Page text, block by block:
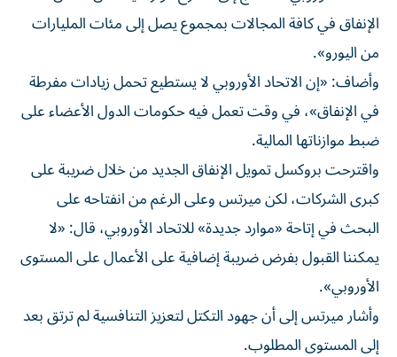
الإنفاق في كافة المجالات بمجموع يصل إلى مئات المليارات
من اليورو».
وأضاف: «إن الاتحاد الأوروبي لا يستطيع تحمل زيادات مفرطة
في الإنفاق»، في وقت تعمل فيه حكومات الدول الأعضاء على
ضبط موازناتها المالية.
واقترحت بروكسل تمويل الإنفاق الجديد من خلال ضريبة على
كبرى الشركات، لكن ميرتس وعلى الرغم من انفتاحه على
البحث في إتاحة «موارد جديدة» للاتحاد الأوروبي، قال: «لا
يمكننا القبول بفرض ضريبة إضافية على الأعمال على المستوى
الأوروبي».
وأشار ميرتس إلى أن جهود التكتل لتعزيز التنافسية لم ترتق بعد
إلى المستوى المطلوب.